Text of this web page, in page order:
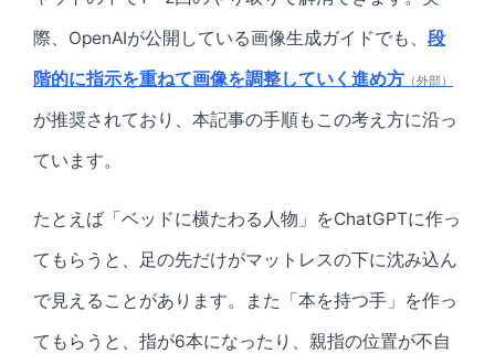
際、OpenAIが公開している画像生成ガイドでも、 段
階的に指示を重ねて画像を調整していく進め方 （外部）
が推奨されており、本記事の手順もこの考え方に沿っ
ています。
たとえば「ベッドに横たわる人物」をChatGPTに作っ
てもらうと、足の先だけがマットレスの下に沈み込ん
で見えることがあります。また「本を持つ手」を作っ
てもらうと、指が6本になったり、親指の位置が不自